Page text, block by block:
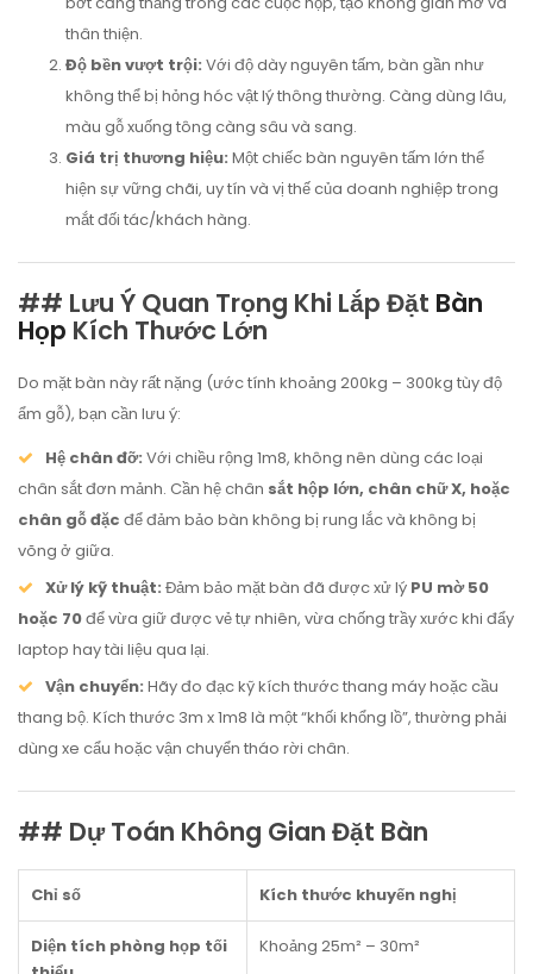
thân thiện.
Độ bền vượt trội: Với độ dày nguyên tấm, bàn gần như
không thể bị hỏng hóc vật lý thông thường. Càng dùng lâu,
màu gỗ xuống tông càng sâu và sang.
Giá trị thương hiệu: Một chiếc bàn nguyên tấm lớn thể
hiện sự vững chãi, uy tín và vị thế của doanh nghiệp trong
mắt đối tác/khách hàng.
## Lưu Ý Quan Trọng Khi Lắp Đặt Bàn
Họp Kích Thước Lớn
Do mặt bàn này rất nặng (ước tính khoảng 200kg – 300kg tùy độ
ẩm gỗ), bạn cần lưu ý:
Hệ chân đỡ: Với chiều rộng 1m8, không nên dùng các loại
chân sắt đơn mảnh. Cần hệ chân sắt hộp lớn, chân chữ X, hoặc
chân gỗ đặc để đảm bảo bàn không bị rung lắc và không bị
võng ở giữa.
Xử lý kỹ thuật: Đảm bảo mặt bàn đã được xử lý PU mờ 50
hoặc 70để vừa giữ được vẻ tự nhiên, vừa chống trầy xước khi đẩy
laptop hay tài liệu qua lại.
Vận chuyển: Hãy đo đạc kỹ kích thước thang máy hoặc cầu
thang bộ. Kích thước 3m x 1m8 là một “khối khổng lồ”, thường phải
dùng xe cẩu hoặc vận chuyển tháo rời chân.
## Dự Toán Không Gian Đặt Bàn
Chỉ số Kích thước khuyến nghị
Diện tích phòng họp tối
Khoảng 25m² – 30m²